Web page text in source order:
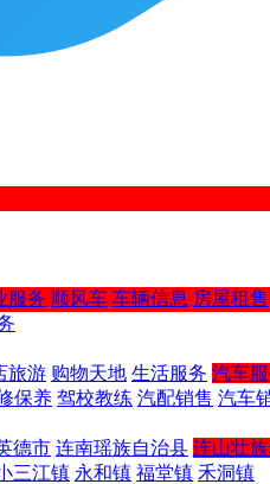
服务 顺风车 车辆信息 房屋租售
旅游 购物天地 生活服务 汽车
保养 驾校教练 汽配销售 汽车
德市 连南瑶族自治县 连山壮
三江镇 永和镇 福堂镇 禾洞镇